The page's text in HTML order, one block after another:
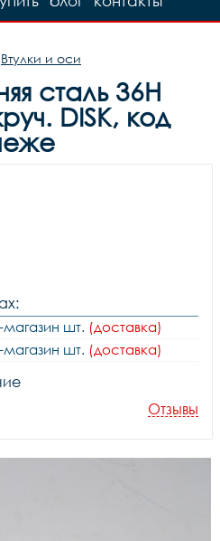
Втулки и оси
сталь 36H
DISK, код
шт. (доставка)
шт. (доставка)
Отзывы